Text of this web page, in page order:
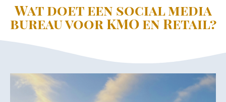
Wat doet een social media
bureau voor KMO en Retail?